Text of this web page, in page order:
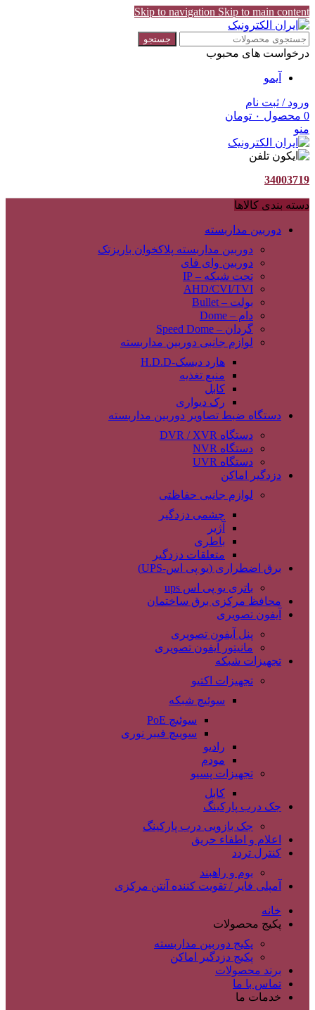
Skip to navigation Skip to main content
جستجو
درخواست های محبوب
آیمو
ورود / ثبت نام
0 محصول ۰ تومان
منو
34003719
دسته بندی کالاها
دوربین مداربسته
دوربین مداربسته پلاکخوان باریزتک
دوربین وای فای
تحت شبکه – IP
AHD/CVI/TVI
بولت – Bullet
دام – Dome
گردان – Speed Dome
لوازم جانبی دوربین مداربسته
هارد دیسک-H.D.D
منبع تغذیه
کابل
رک دیواری
دستگاه ضبط تصاویر دوربین مداربسته
دستگاه DVR / XVR
دستگاه NVR
دستگاه UVR
دزدگیر اماکن
لوازم جانبی حفاظتی
چشمی دزدگیر
آژیر
باطری
متعلقات دزدگیر
برق اضطراری (یو پی اس-UPS)
باتری یو پی اس ups
محافظ مرکزی برق ساختمان
آیفون تصویری
پنل آیفون تصویری
مانیتور آیفون تصویری
تجهیزات شبکه
تجهیزات اکتیو
سوئیچ شبکه
سوئیچ PoE
سوییچ فیبر نوری
رادیو
مودم
تجهیزات پسیو
کابل
جک درب پارکینگ
جک بازویی درب پارکینگ
اعلام و اطفاء حریق
کنترل تردد
بوم و راهبند
آمپلی فایر / تقویت کننده آنتن مرکزی
خانه
پکیج محصولات
پکیج دوربین مداربسته
پکیج دزدگیر اماکن
برند محصولات
تماس با ما
خدمات ما